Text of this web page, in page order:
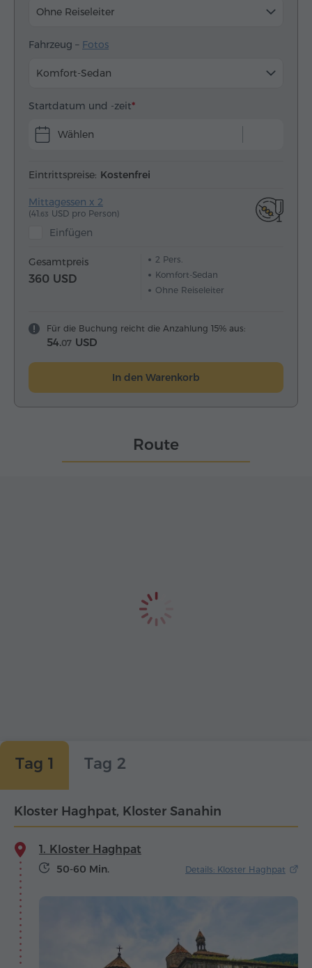
Ohne Reiseleiter
Fahrzeug – Fotos
Komfort-Sedan
Startdatum und -zeit
Wählen
Eintrittspreise: Kostenfrei
Mittagessen x 2
(41.63 USD pro Person)
Einfügen
Gesamtpreis
360 USD
2Pers.
Komfort-Sedan
Ohne Reiseleiter
Für die Buchung reicht die Anzahlung 15% aus:
54.07 USD
In den Warenkorb
Route
Tag 1 Tag 2
Kloster Haghpat, Kloster Sanahin
1. Kloster Haghpat
50-60 Min. Details: Kloster Haghpat